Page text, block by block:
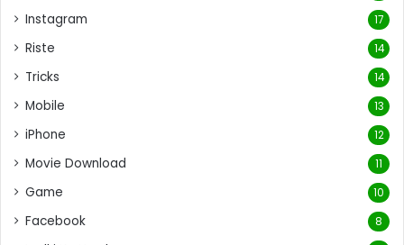
Instagram 17
Riste 14
Tricks 14
Mobile 13
iPhone 12
Movie Download 11
Game 10
Facebook 8